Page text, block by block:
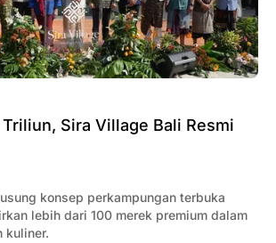
Triliun, Sira Village Bali Resmi
konsep perkampungan terbuka
lebih dari 100 merek premium dalam
kuliner.